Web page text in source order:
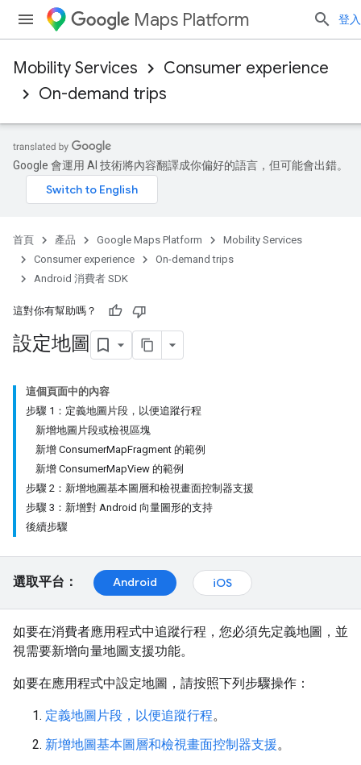
Maps Platform 登入
Mobility Services
Consumer experience
On-demand trips
Google 會運用 AI 技術將內容翻譯成你偏好的語言，但可能會出錯。
首頁 產品 Google Maps Platform
Mobility Services
Consumer experience
On-demand trips
Android 消費者 SDK
這對你有幫助嗎？
設定地圖
這個頁面中的內容
步驟 1：定義地圖片段，以便追蹤行程
新增地圖片段或檢視區塊
新增 ConsumerMapFragment 的範例
新增 ConsumerMapView 的範例
步驟 2：新增地圖基本圖層和檢視畫面控制器支援
步驟 3：新增對 Android 向量圖形的支持
後續步驟
選取平台： Android iOS
如要在消費者應用程式中追蹤行程，您必須先定義地圖，並
視需要新增向量地圖支援功能。
如要在應用程式中設定地圖，請按照下列步驟操作：
定義地圖片段，以便追蹤行程。
新增地圖基本圖層和檢視畫面控制器支援。